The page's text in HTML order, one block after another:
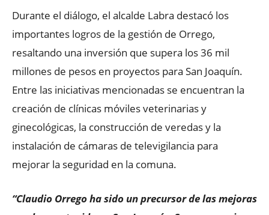
Durante el diálogo, el alcalde Labra destacó los
importantes logros de la gestión de Orrego,
resaltando una inversión que supera los 36 mil
millones de pesos en proyectos para San Joaquín.
Entre las iniciativas mencionadas se encuentran la
creación de clínicas móviles veterinarias y
ginecológicas, la construcción de veredas y la
instalación de cámaras de televigilancia para
mejorar la seguridad en la comuna.
“Claudio Orrego ha sido un precursor de las mejoras